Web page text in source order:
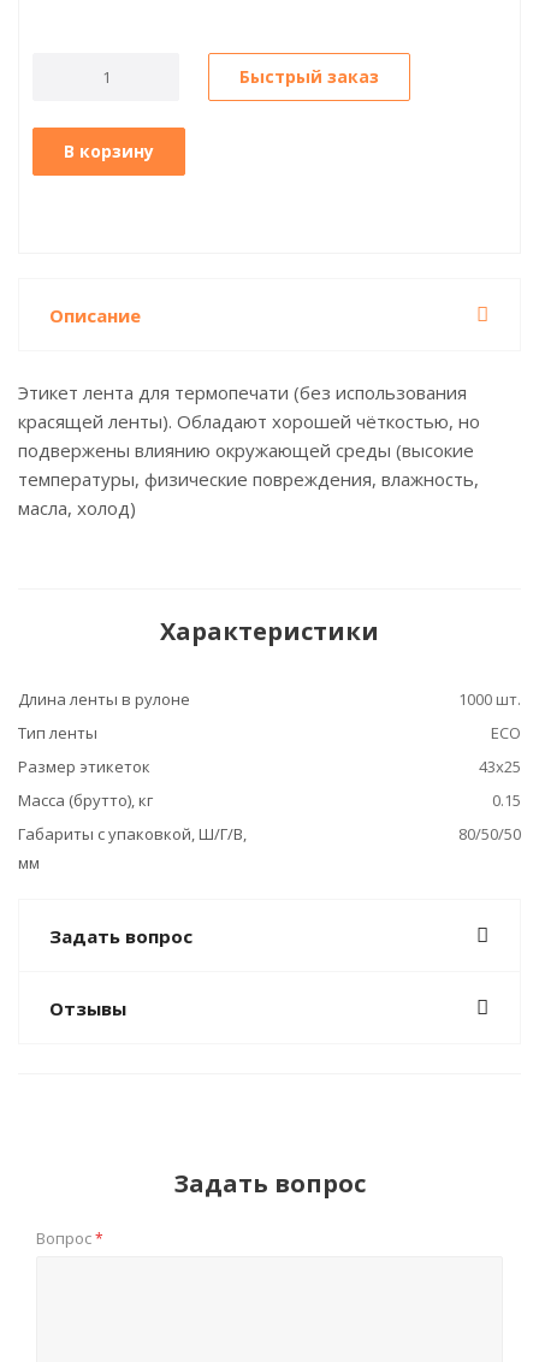
В корзину
Быстрый заказ
Описание
Этикет лента для термопечати (без использования
красящей ленты). Обладают хорошей чёткостью, но
подвержены влиянию окружающей среды (высокие
температуры, физические повреждения, влажность,
масла, холод)
Характеристики
Длина ленты в рулоне
1000 шт.
Тип ленты
ECO
Размер этикеток
43x25
Масса (брутто), кг
0.15
Габариты с упаковкой, Ш/Г/В,
мм
80/50/50
Задать вопрос
Отзывы
Задать вопрос
Вопрос*